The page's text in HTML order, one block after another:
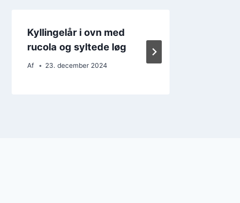
Kyllingelår i ovn med
rucola og syltede løg
Af 23. december 2024